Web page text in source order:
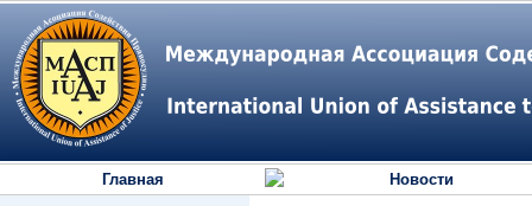
Главная Новости